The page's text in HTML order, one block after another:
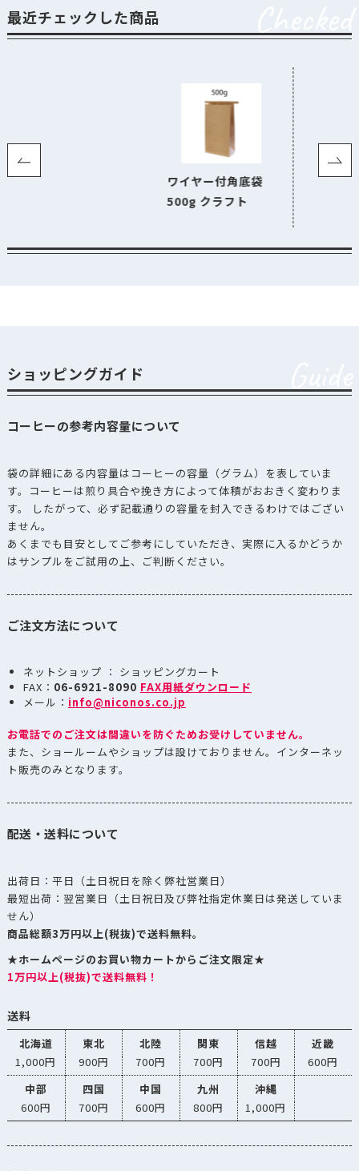
最近チェックした商品
ワイヤー付角底袋
500g クラフト
ショッピングガイド
コーヒーの参考内容量について
袋の詳細にある内容量はコーヒーの容量（グラム）を表していま
す。コーヒーは煎り具合や挽き方によって体積がおおきく変わりま
す。 したがって、必ず記載通りの容量を封入できるわけではござい
ません。
あくまでも目安としてご参考にしていただき、実際に入るかどうか
はサンプルをご試用の上、ご判断ください。
ご注文方法について
ネットショップ ： ショッピングカート
FAX： 06-6921-8090 FAX用紙ダウンロード
メール： info@niconos.co.jp
お電話でのご注文は間違いを防ぐためお受けしていません。
また、ショールームやショップは設けておりません。インターネッ
ト販売のみとなります。
配送・送料について
出荷日：平日（土日祝日を除く弊社営業日）
最短出荷：翌営業日（土日祝日及び弊社指定休業日は発送していま
せん）
商品総額3万円以上(税抜)で送料無料。
★ホームページのお買い物カートからご注文限定★
1万円以上(税抜)で送料無料！
送料
北海道 東北 北陸 関東 信越
近畿
1,000円
900円 700円 700円 700円
600円
中部
四国 中国 九州
沖縄
600円
700円 600円 800円 1,000円